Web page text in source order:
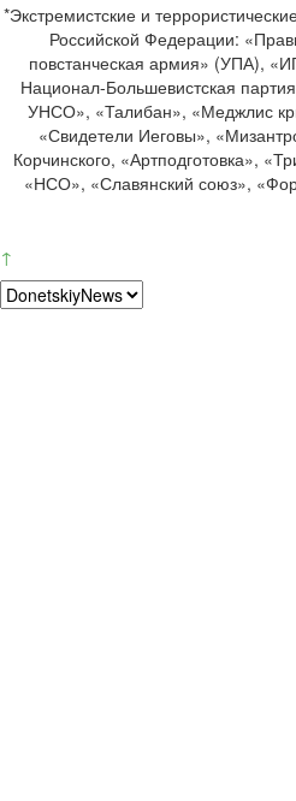
*Экстремистские и
Российской Федерации:
повстанческая армия» (УПА),
Национал-Большевистская
УНСО», «Талибан», «Меджлис
«Свидетели Иеговы»,
Корчинского, «Артподготовка»,
«НСО», «Славянский союз»,
↑